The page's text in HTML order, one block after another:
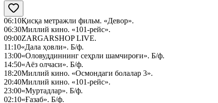
06:10Қисқа метражли фильм. «Девор».
06:30Миллий кино. «101-рейс».
09:00ZARGARSHOP LIVE.
11:10«Дала ҳовли». Б/ф.
13:00«Оловуддиннинг сеҳрли шамчироғи». Б/ф.
14:50«Аёз олчаси». Б/ф.
18:20Миллий кино. «Осмондаги болалар 3».
20:40Миллий кино. «101-рейс».
23:00«Муртадлар». Б/ф.
02:10«Ғазаб». Б/ф.